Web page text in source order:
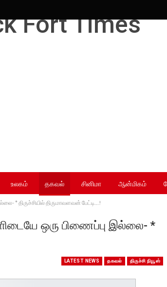
உலகம் தகவல் சினிமா ஆன்மிகம்
* திருச்சியில் திருமாவளவன் பேட்டி…!
ஒரு பிணைப்பு இல்லை- *
LATEST NEWS தகவல் திருச்சி நியூஸ்